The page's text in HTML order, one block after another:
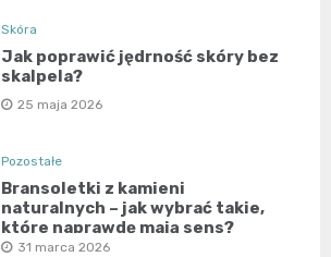
Skóra
Jak poprawić jędrność skóry bez
skalpela?
25 maja 2026
Pozostałe
Bransoletki z kamieni
naturalnych – jak wybrać takie,
które naprawdę mają sens?
31 marca 2026